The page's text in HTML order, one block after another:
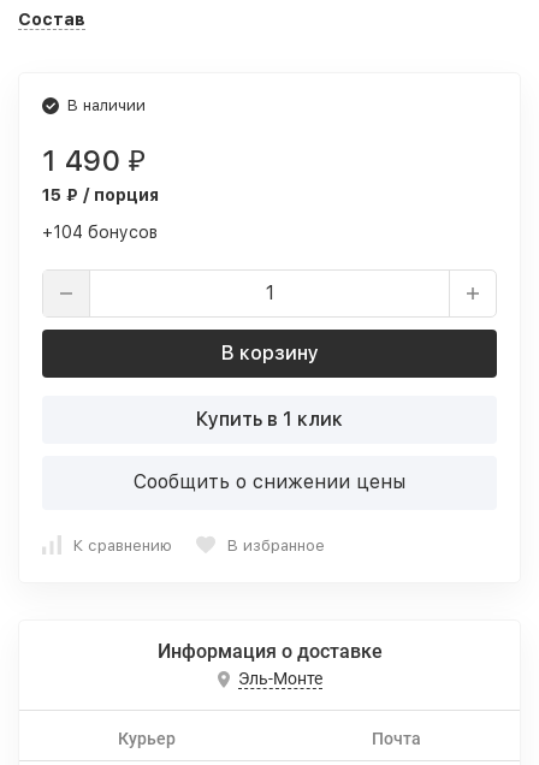
Состав
В наличии
1 490 ₽
15 ₽ / порция
+104 бонусов
В корзину
Купить в 1 клик
Сообщить о снижении цены
К сравнению В избранное
Информация о доставке
Эль-Монте
Курьер Почта